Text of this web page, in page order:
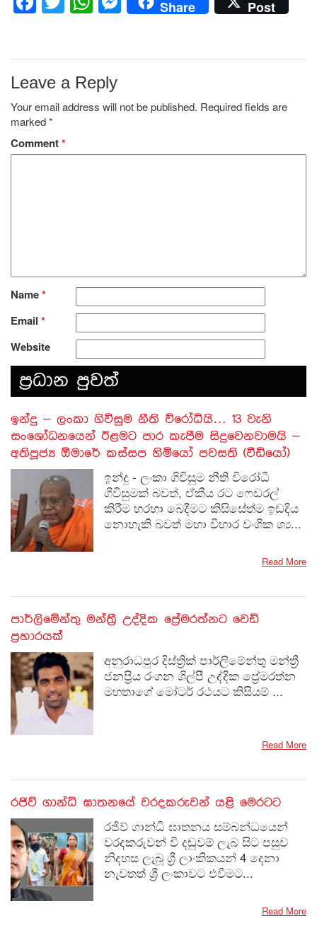
Share Post
Leave a Reply
Your email address will not be published. Required fields are
marked*
Comment*
Name*
Email *
Website
ප‍්‍රධාන පුවත්
​ඉන්දු – ලංකා ගිවිසුම නීති විරෝධියි… 13 වැනි
සංශෝධනයෙන් ඊළමට පාර කැපීම සිදුවෙනවාමයි –
අතිපූජ්‍ය ඕමාරේ කස්සප හිමියෝ පවසති (වීඩියෝ)
ඉන්දු - ලංකා ගිවිසුම නීති විරෝධී
ගිවිසුමක් බවත්, ඒකීය රට ෆෙඩරල්
කිරීම හරහා බෙදීමට කිසිසේත්ම ඉඩදිය
නොහැකි බවත් මහා විහාර වංශික ශ්‍ය...
Read More
පාර්ලිමේන්තු මන්ත්‍රී උද්දික ප්‍රේමරත්නට වෙඩි
ප්‍රහාරයක්
අනුරාධපුර දිස්ත්‍රික් පාර්ලිමේන්තු මන්ත්‍රී
ජනප්‍රිය රංගන ශිල්පී උද්දික ප්‍රේමරත්න
මහතාගේ මෝටර් රථයට කිසියම් ...
Read More
රජිව් ගාන්ධි ඝාතනයේ වරදකරුවන් යළි මෙරටට
රජිව් ගාන්ධි ඝාතනය සම්බන්ධයෙන්
වරදකරුවන් වී දඬුවම් ලැබ සිට පසුව
නිදහස ලැබූ ශ්‍රී ලාංකිකයන් 4 දෙනා
නැවතත් ශ්‍රී ලංකාවට එවීමට...
Read More